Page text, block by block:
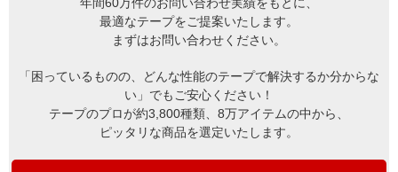
最適なテープをご提案いたします。
まずはお問い合わせください。
「困っているものの、どんな性能のテープで解決するか分からな
い」でもご安心ください！
テープのプロが約3,800種類、8万アイテムの中から、
ピッタリな商品を選定いたします。